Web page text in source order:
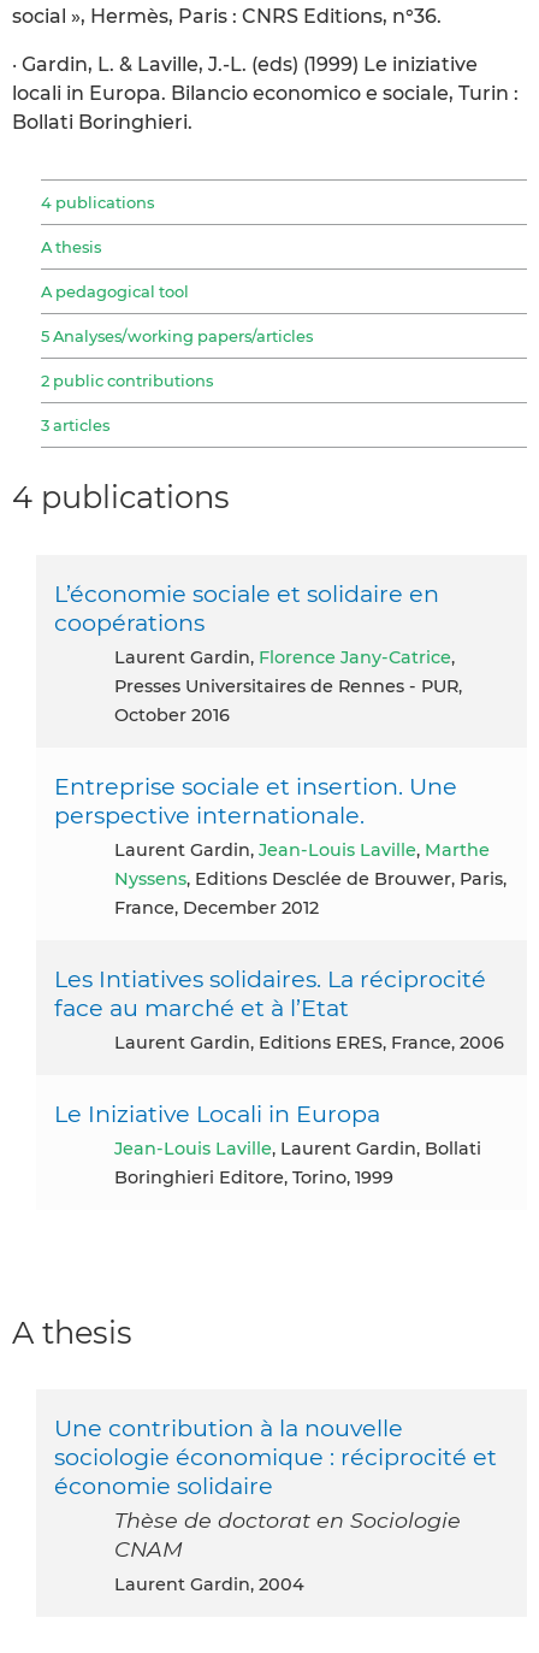
social », Hermès, Paris : CNRS Editions, n°36.
· Gardin, L. & Laville, J.-L. (eds) (1999) Le iniziative
locali in Europa. Bilancio economico e sociale, Turin :
Bollati Boringhieri.
4 publications
A thesis
A pedagogical tool
5 Analyses/working papers/articles
2 public contributions
3 articles
4 publications
L’économie sociale et solidaire en
coopérations
Laurent Gardin, Florence Jany-Catrice,
Presses Universitaires de Rennes - PUR,
October 2016
Entreprise sociale et insertion. Une
perspective internationale.
Laurent Gardin, Jean-Louis Laville, Marthe
Nyssens, Editions Desclée de Brouwer, Paris,
France, December 2012
Les Intiatives solidaires. La réciprocité
face au marché et à l’Etat
Laurent Gardin, Editions ERES, France, 2006
Le Iniziative Locali in Europa
Jean-Louis Laville, Laurent Gardin, Bollati
Boringhieri Editore, Torino, 1999
A thesis
Une contribution à la nouvelle
sociologie économique : réciprocité et
économie solidaire
Thèse de doctorat en Sociologie
CNAM
Laurent Gardin, 2004